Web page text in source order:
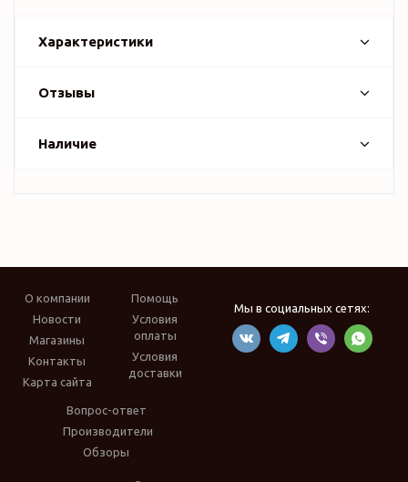
Характеристики
Отзывы
Наличие
О компании
Новости
Магазины
Контакты
Карта сайта
Помощь
Условия
оплаты
Условия
доставки
Вопрос-ответ
Производители
Обзоры
Мы в социальных сетях: